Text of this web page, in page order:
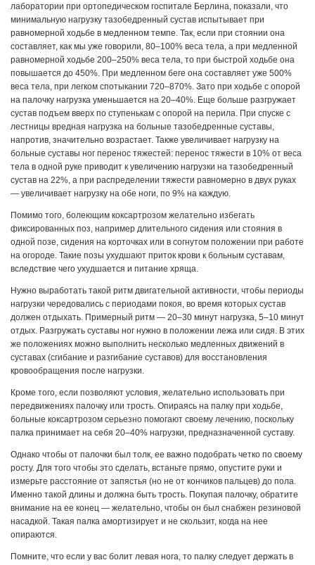
лаборатории при ортопедическом госпитале Берлина, показали, что
минимальную нагрузку тазобедренный сустав испытывает при
равномерной ходьбе в медленном темпе. Так, если при стоянии она
составляет, как мы уже говорили, 80–100% веса тела, а при медленной
равномерной ходьбе 200–250% веса тела, то при быстрой ходьбе она
повышается до 450%. При медленном беге она составляет уже 500%
веса тела, при легком спотыкании 720–870%. Зато при ходьбе с опорой
на палочку нагрузка уменьшается на 20–40%. Еще больше разгружает
сустав подъем вверх по ступенькам с опорой на перила. При спуске с
лестницы вредная нагрузка на больные тазобедренные суставы,
напротив, значительно возрастает. Также увеличивает нагрузку на
больные суставы ног перенос тяжестей: перенос тяжести в 10% от веса
тела в одной руке приводит к увеличению нагрузки на тазобедренный
сустав на 22%, а при распределении тяжести равномерно в двух руках
— увеличивает нагрузку на обе ноги, по 9% на каждую.
Помимо того, болеющим коксартрозом желательно избегать
фиксированных поз, например длительного сидения или стояния в
одной позе, сидения на корточках или в согнутом положении при работе
на огороде. Такие позы ухудшают приток крови к больным суставам,
вслед­ствие чего ухудшается и питание хряща.
Нужно выработать такой ритм двигательной активности, чтобы пе­риоды
нагрузки чередовались с периодами покоя, во время ко­торых сустав
должен отдыхать. Примерный ритм — 20–30 минут нагрузка, 5–10 минут
отдых. Разгружать суставы ног нужно в положении лежа или сидя. В этих
же положениях можно выполнить несколько медленных движений в
суставах (сгибание и разги­бание суставов) для восстановления
кровообращения после нагрузки.
Кроме того, если позволяют условия, желательно использовать при
передвижениях палочку или трость. Опираясь на палку при ходьбе,
больные коксартрозом серьезно помогают своему лечению, поскольку
палка принимает на себя 20–40% нагрузки, предназначенной суставу.
Однако чтобы от палочки был толк, ее важно подобрать четко по своему
росту. Для того чтобы это сделать, встаньте прямо, опустите руки и
измерьте расстояние от запястья (но не от кончиков пальцев) до пола.
Именно такой длины и должна быть трость. Покупая палочку, обратите
внимание на ее конец — желательно, чтобы он был снабжен резиновой
насадкой. Такая палка амортизирует и не скользит, когда на нее
опираются.
Помните, что если у вас болит левая нога, то палку следует держать в